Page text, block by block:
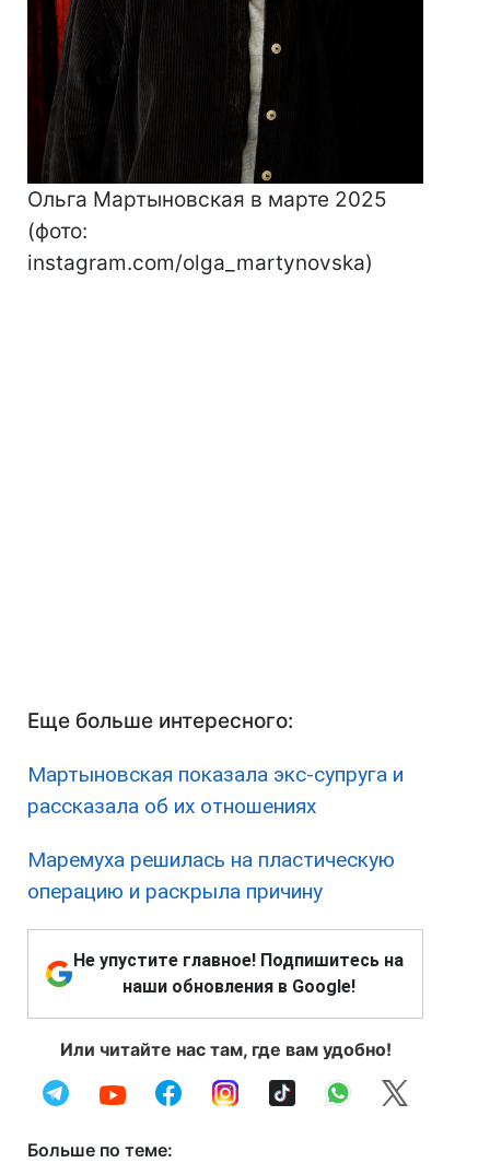
Ольга Мартыновская в марте 2025
(фото:
instagram.com/olga_martynovska)
Еще больше интересного:
Мартыновская показала экс-супруга и
рассказала об их отношениях
Маремуха решилась на пластическую
операцию и раскрыла причину
Не упустите главное! Подпишитесь на
наши обновления в Google!
Или читайте нас там, где вам удобно!
Больше по теме: